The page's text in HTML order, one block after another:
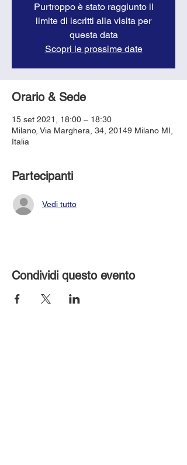
Purtroppo è stato raggiunto il
limite di iscritti alla visita per
questa data
Scopri le prossime date
Orario & Sede
15 set 2021, 18:00 – 18:30
Milano, Via Marghera, 34, 20149 Milano MI,
Italia
Partecipanti
Vedi tutto
Condividi questo evento